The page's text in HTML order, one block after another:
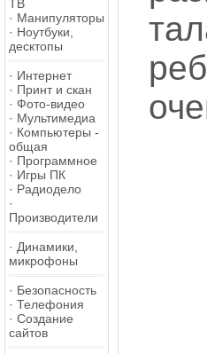
ТВ
· Манипуляторы
· Ноутбуки,
десктопы
· Интернет
· Принт и скан
· Фото-видео
· Мультимедиа
· Компьютеры -
общая
· Программное
· Игры ПК
· Радиодело
·
Производители
· Динамики,
микрофоны
· Безопасность
· Телефония
· Создание
сайтов